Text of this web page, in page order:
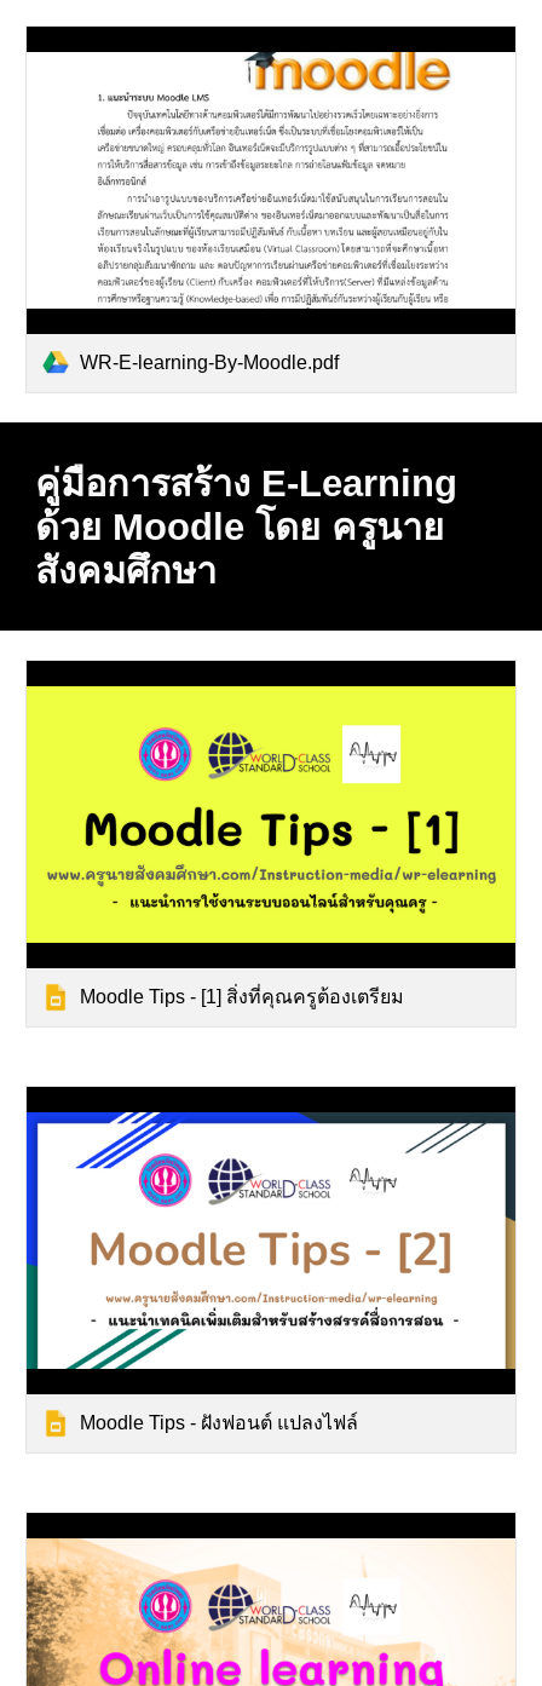
WR-E-learning-By-Moodle.pdf
คู่มือการสร้าง E-Learning
ด้วย Moodle โดย ครูนาย
สังคมศึกษา
Moodle Tips - [1] สิ่งที่คุณครูต้องเตรียม
Moodle Tips - ฝังฟอนต์ แปลงไฟล์